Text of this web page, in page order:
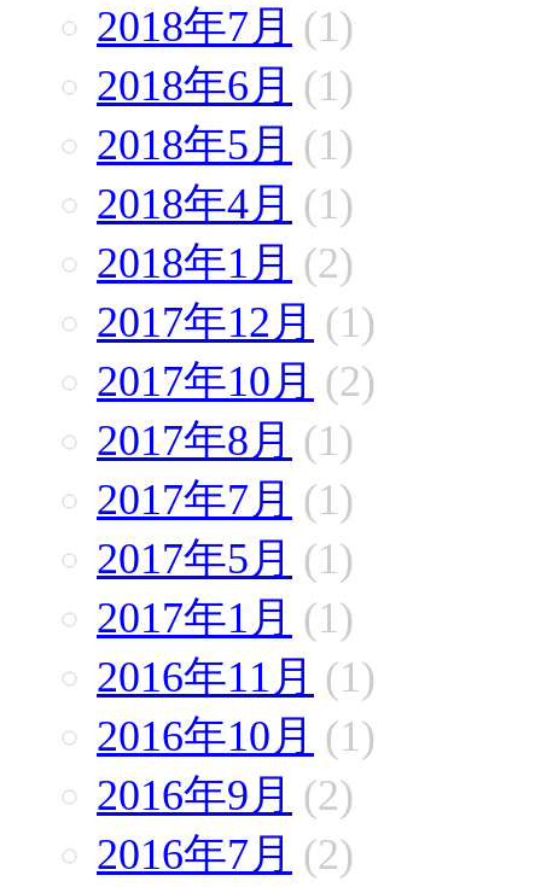
2018年7月 (1)
2018年6月 (1)
2018年5月 (1)
2018年4月 (1)
2018年1月 (2)
2017年12月 (1)
2017年10月 (2)
2017年8月 (1)
2017年7月 (1)
2017年5月 (1)
2017年1月 (1)
2016年11月 (1)
2016年10月 (1)
2016年9月 (2)
2016年7月 (2)